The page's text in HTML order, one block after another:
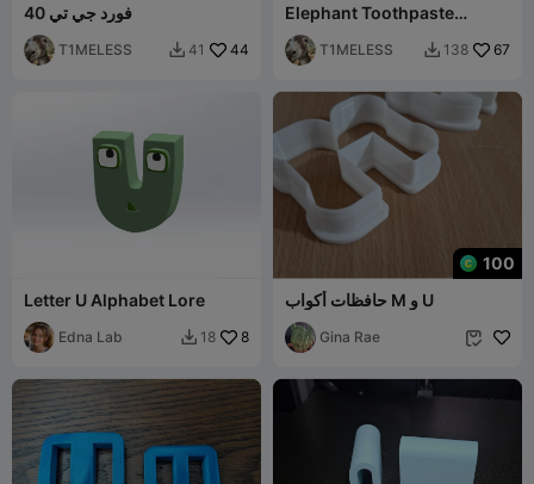
فورد جي تي 40
T1MELESS  41 44
Elephant Toothpaste
Volcano
T1MELESS  138 67
Letter U Alphabet Lore
Edna Lab  18 8
100
حافظات أكواب M و U
Gina Rae 